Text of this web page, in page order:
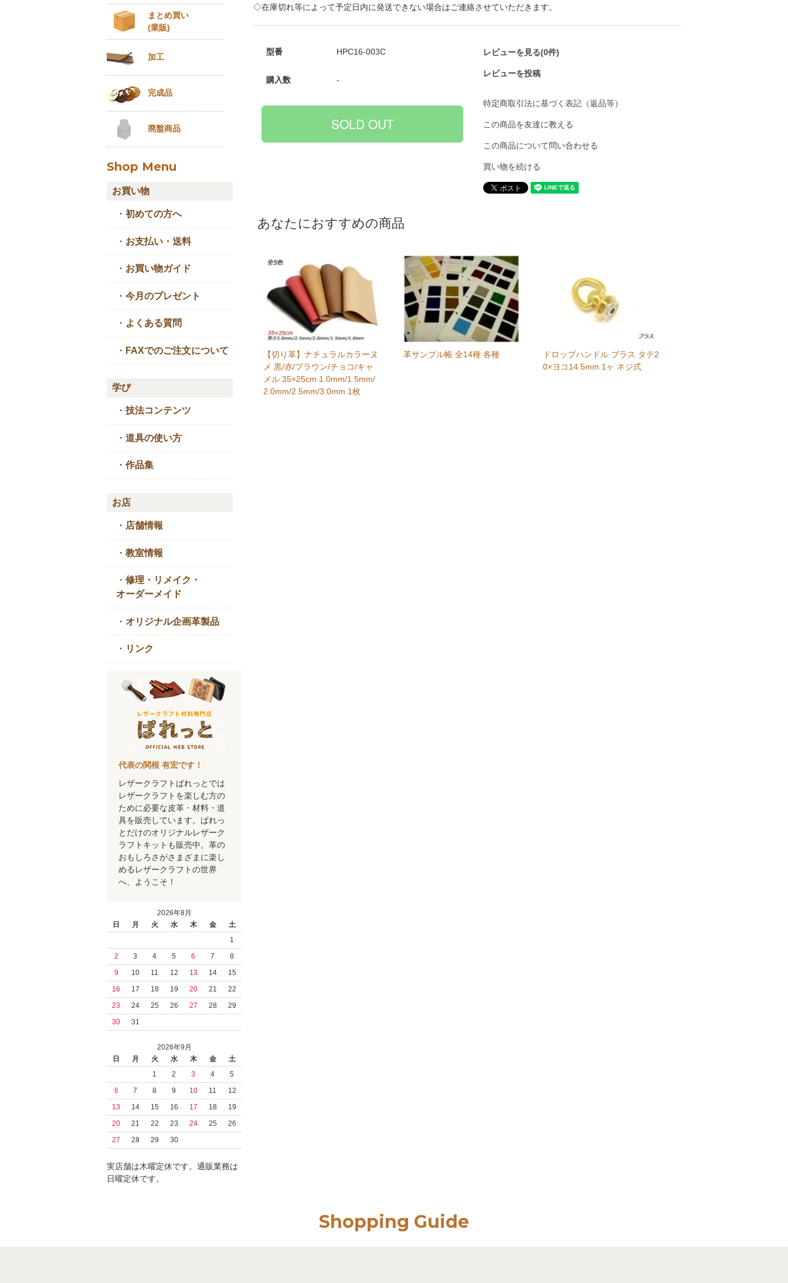
◇在庫切れ等によって予定日内に発送できない場合はご連絡させていただきます。
型番 HPC16-003C
購入数 -
レビューを見る(0件)
レビューを投稿
特定商取引法に基づく表記（返品等）
この商品を友達に教える
この商品について問い合わせる
買い物を続ける
あなたにおすすめの商品
【切り革】ナチュラルカラーヌ
メ 黒/赤/ブラウン/チョコ/キャ
メル 35×25cm 1.0mm/1.5mm/
2.0mm/2.5mm/3.0mm 1枚
革サンプル帳 全14種 各種
ドロップハンドル ブラス タテ2
0×ヨコ14.5mm 1ヶ ネジ式
まとめ買い
(業販)
加工
完成品
廃盤商品
Shop Menu
お買い物
・ 初めての方へ
・ お支払い・送料
・ お買い物ガイド
・ 今月のプレゼント
・ よくある質問
・ FAXでのご注文について
学び
・ 技法コンテンツ
・ 道具の使い方
・ 作品集
お店
・ 店舗情報
・ 教室情報
・ 修理・リメイク・
オーダーメイド
・ オリジナル企画革製品
・ リンク
代表の関根 有宏です！
レザークラフトぱれっとでは
レザークラフトを楽しむ方の
ために必要な皮革・材料・道
具を販売しています。ぱれっ
とだけのオリジナルレザーク
ラフトキットも販売中。革の
おもしろさがさまざまに楽し
めるレザークラフトの世界
へ、ようこそ！
2026年8月
日
月 火 水 木 金
土
1
2
3 4 5 6 7
8
9
10 11 12 13 14
15
16
17 18 19 20 21
22
23
24 25 26 27 28
29
30
31
2026年9月
日
月 火 水 木 金
土
1
2 3 4
5
6
7 8 9 10 11
12
13
14 15 16 17 18
19
20
21 22 23 24 25
26
27
28 29 30
実店舗は木曜定休です。通販業務は
日曜定休です。
Shopping Guide